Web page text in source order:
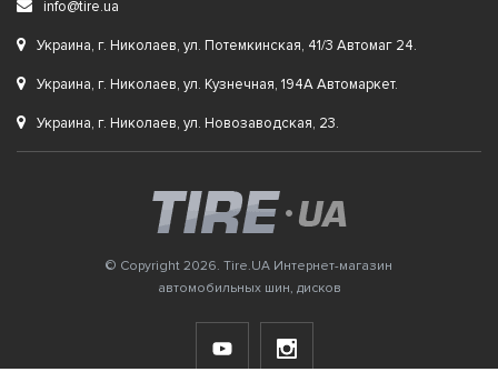
info@tire.ua
Украина, г. Николаев, ул. Потемкинская, 41/3 Автомаг 24.
Украина, г. Николаев, ул. Кузнечная, 194А Автомаркет.
Украина, г. Николаев, ул. Новозаводская, 23.
© Copyright 2026. Tire.UA Интернет-магазин
автомобильных шин, дисков